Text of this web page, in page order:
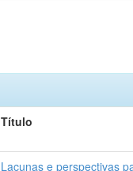
Título
Lacunas e perspectivas